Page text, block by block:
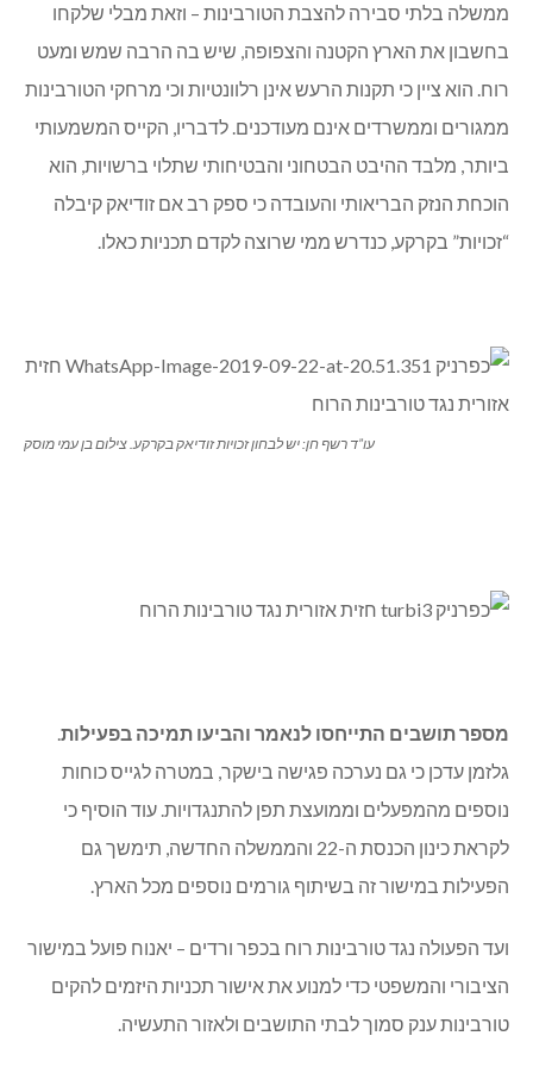
ממשלה בלתי סבירה להצבת הטורבינות – וזאת מבלי שלקחו
בחשבון את הארץ הקטנה והצפופה, שיש בה הרבה שמש ומעט
רוח. הוא ציין כי תקנות הרעש אינן רלוונטיות וכי מרחקי הטורבינות
ממגורים וממשרדים אינם מעודכנים. לדבריו, הקייס המשמעותי
ביותר, מלבד ההיבט הבטחוני והבטיחותי שתלוי ברשויות, הוא
הוכחת הנזק הבריאותי והעובדה כי ספק רב אם זודיאק קיבלה
“זכויות” בקרקע, כנדרש ממי שרוצה לקדם תכניות כאלו.
עו”ד רשף חן: יש לבחון זכויות זודיאק בקרקע. צילום בן עמי מוסק
מספר תושבים התייחסו לנאמר והביעו תמיכה בפעילות.
גלזמן עדכן כי גם נערכה פגישה בישקר, במטרה לגייס כוחות
נוספים מהמפעלים וממועצת תפן להתנגדויות. עוד הוסיף כי
לקראת כינון הכנסת ה-22 והממשלה החדשה, תימשך גם
הפעילות במישור זה בשיתוף גורמים נוספים מכל הארץ.
ועד הפעולה נגד טורבינות רוח בכפר ורדים – יאנוח פועל במישור
הציבורי והמשפטי כדי למנוע את אישור תכניות היזמים להקים
טורבינות ענק סמוך לבתי התושבים ולאזור התעשיה.